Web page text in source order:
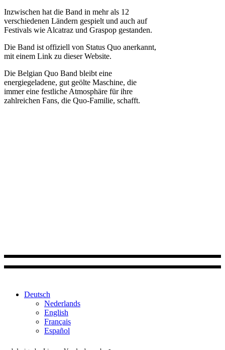
Inzwischen hat die Band in mehr als 12
verschiedenen Ländern gespielt und auch auf
Festivals wie Alcatraz und Graspop gestanden.
Die Band ist offiziell von Status Quo anerkannt,
mit einem Link zu dieser Website.
Die Belgian Quo Band bleibt eine
energiegeladene, gut geölte Maschine, die
immer eine festliche Atmosphäre für ihre
zahlreichen Fans, die Quo-Familie, schafft.
Deutsch
Nederlands
English
Français
Español